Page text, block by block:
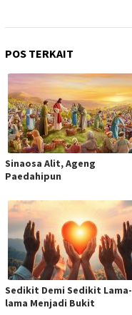
POS TERKAIT
Sinaosa Alit, Ageng
Paedahipun
Sedikit Demi Sedikit Lama-
lama Menjadi Bukit